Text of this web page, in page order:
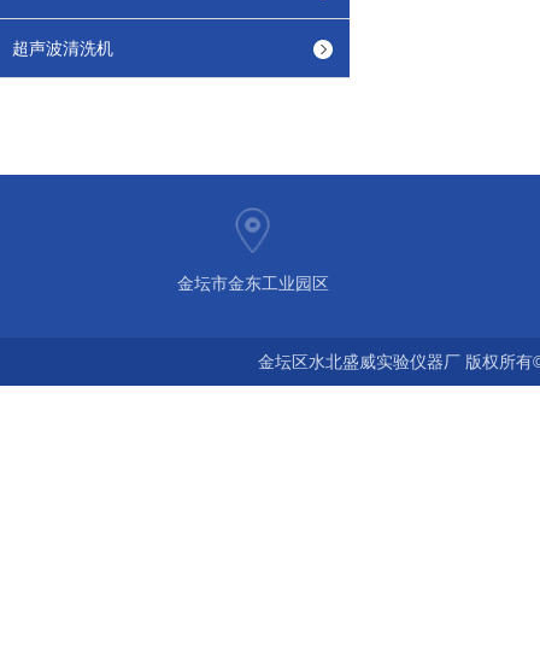
超声波清洗机
金坛市金东工业园区
金坛区水北盛威实验仪器厂 版权所